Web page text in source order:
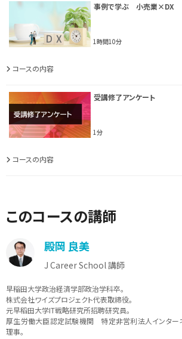
事例で学ぶ 小売業×DX
1時間10分
コースの内容
受講修了アンケート
1分
コースの内容
このコースの講師
殿岡 良美
J Career School 講師
早稲田大学政治経済学部政治学科卒。
株式会社ワイズプロジェクト代表取締役。
元早稻田大学IT戦略研究所招聘研究員。
厚生労働大臣認定試験機関 特定非営利法人インター
理事。